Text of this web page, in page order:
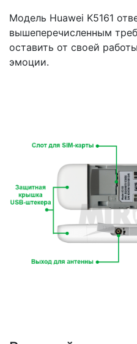
Модель Huawei K5161
вышеперечисленным
оставить от своей
эмоции.